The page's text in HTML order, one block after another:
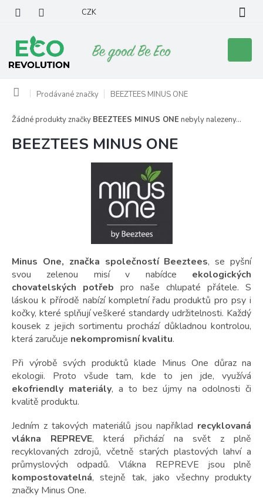
obsah
CZK
košík
Domů Prodávané značky BEEZTEES MINUS ONE
BEEZTEES MINUS ONE
Minus One, značka společností Beeztees, se pyšní
svou zelenou misí v nabídce ekologických
chovatelských potřeb pro naše chlupaté přátele. S
láskou k přírodě nabízí kompletní řadu produktů pro psy i
kočky, které splňují veškeré standardy udržitelnosti. Každý
kousek z jejich sortimentu prochází důkladnou kontrolou,
která zaručuje nekompromisní kvalitu.
Při výrobě svých produktů klade Minus One důraz na
ekologii. Proto všude tam, kde to jen jde, využívá
ekofriendly materiály, a to bez újmy na odolnosti či
kvalitě produktu.
Jedním z takových materiálů jsou například recyklovaná
vlákna REPREVE, která přichází na svět z plně
recyklovaných zdrojů, včetně starých plastových lahví a
průmyslových odpadů. Vlákna REPREVE jsou plně
kompostovatelná, stejně tak, jako všechny produkty
značky Minus One.
Žádné produkty značky BEEZTEES MINUS ONE nebyly nalezeny...